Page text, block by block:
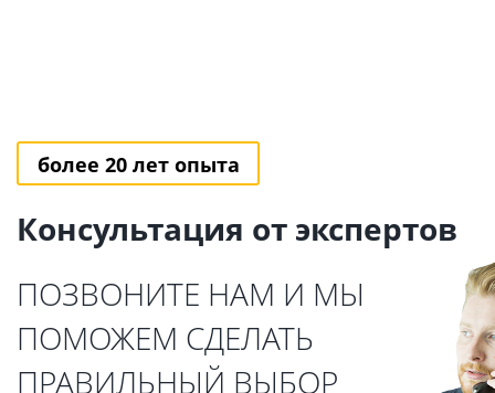
более 20 лет опыта
Консультация от экспертов
ПОЗВОНИТЕ НАМ И МЫ
ПОМОЖЕМ СДЕЛАТЬ
ПРАВИЛЬНЫЙ ВЫБОР